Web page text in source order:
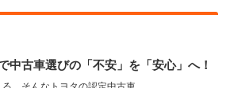
中古車選びの「不安」を「安心」へ！